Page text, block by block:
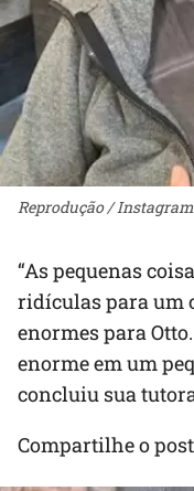
Reprodução /
“As pequenas
ridículas para um
enormes para
enorme em um
concluiu sua
Compartilhe o